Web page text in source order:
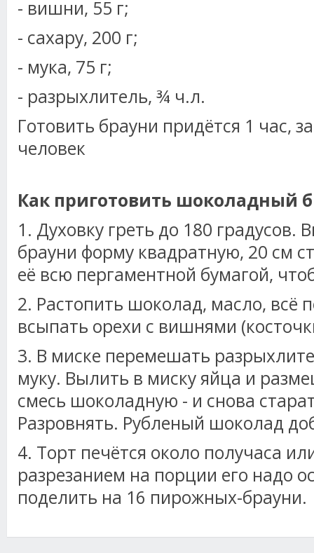
- вишни, 55 г;
- сахару, 200 г;
- мука, 75 г;
- разрыхлитель, ¾ ч.л.
Готовить брауни придётся 1 час,
человек
Как приготовить шоколадный
1. Духовку греть до 180 градусов.
брауни форму квадратную, 20 см
её всю пергаментной бумагой,
2. Растопить шоколад, масло, всё
всыпать орехи с вишнями
3. В миске перемешать
муку. Вылить в миску яйца и
смесь шоколадную - и снова
Разровнять. Рубленый шоколад
4. Торт печётся около получаса
разрезанием на порции его надо
поделить на 16 пирожных-брауни.